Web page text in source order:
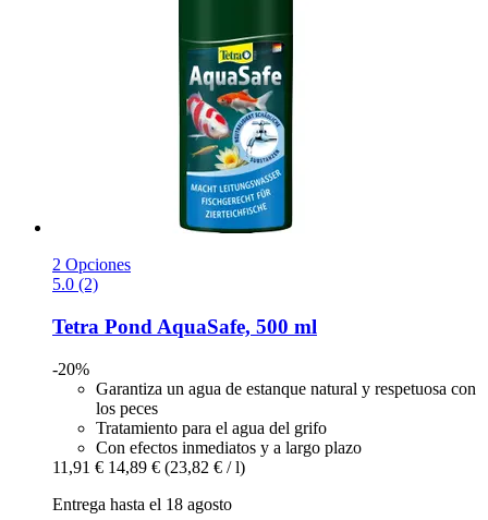
2 Opciones
5.0 (2)
Tetra Pond AquaSafe, 500 ml
-20%
Garantiza un agua de estanque natural y respetuosa con
los peces
Tratamiento para el agua del grifo
Con efectos inmediatos y a largo plazo
11,91 € 14,89 € (23,82 € / l)
Entrega hasta el 18 agosto